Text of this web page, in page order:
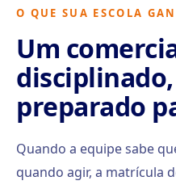
O QUE SUA ESCOLA
Um
preparado
Quando a equipe sabe
quando agir, a matrícula